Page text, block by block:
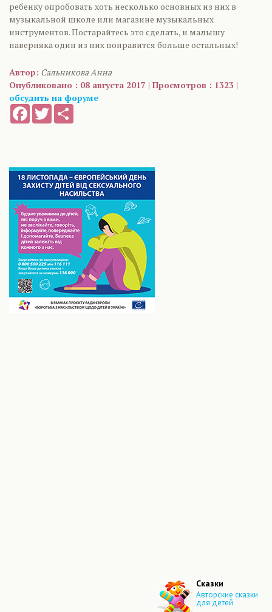
ребенку опробовать хоть несколько основных из них в
музыкальной школе или магазине музыкальных
инструментов. Постарайтесь это сделать, и малышу
наверняка один из них понравится больше остальных!
Автор: Сальникова Анна
Опубликовано : 08 августа 2017 | Просмотров : 1323 |
обсудить на форуме
FacebookTwitter
Сказки
Авторские сказки
для детей